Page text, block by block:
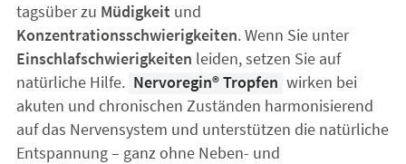
tagsüber zu Müdigkeit und
Konzentrationsschwierigkeiten. Wenn Sie unter
Einschlafschwierigkeiten leiden, setzen Sie auf
natürliche Hilfe. Nervoregin® Tropfen wirken bei
akuten und chronischen Zuständen harmonisierend
auf das Nervensystem und unterstützen die natürliche
Entspannung – ganz ohne Neben- und